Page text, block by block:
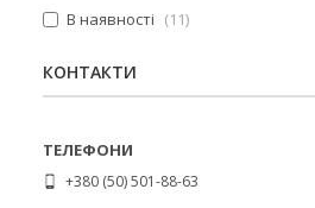
В наявності
11
КОНТАКТИ
+380 (50) 501-88-63